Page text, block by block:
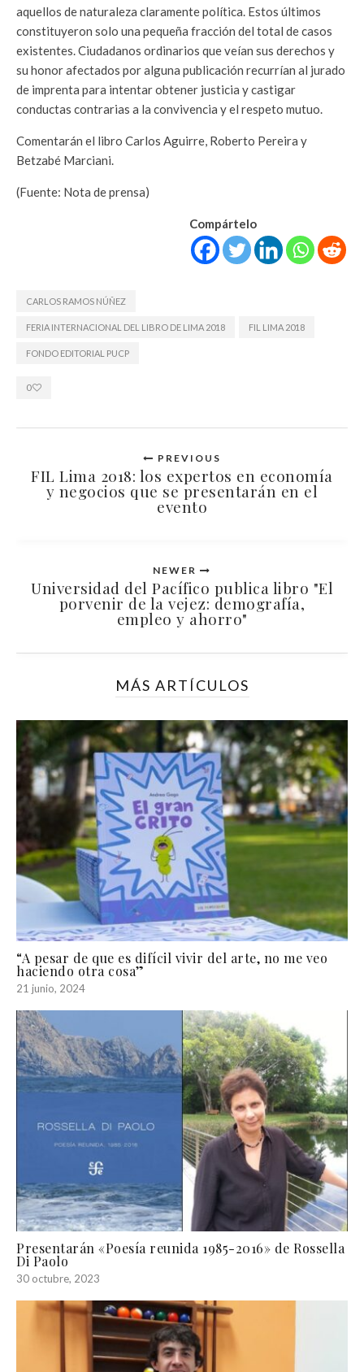
aquellos de naturaleza claramente política. Estos últimos
constituyeron solo una pequeña fracción del total de casos
existentes. Ciudadanos ordinarios que veían sus derechos y
su honor afectados por alguna publicación recurrían al jurado
de imprenta para intentar obtener justicia y castigar
conductas contrarias a la convivencia y el respeto mutuo.
Comentarán el libro Carlos Aguirre, Roberto Pereira y
Betzabé Marciani.
(Fuente: Nota de prensa)
Compártelo
CARLOS RAMOS NÚÑEZ
FERIA INTERNACIONAL DEL LIBRO DE LIMA 2018 FIL LIMA 2018
FONDO EDITORIAL PUCP
0
PREVIOUS
FIL Lima 2018: los expertos en economía
y negocios que se presentarán en el
evento
NEWER
Universidad del Pacífico publica libro "El
porvenir de la vejez: demografía,
empleo y ahorro"
MÁS ARTÍCULOS
“A pesar de que es difícil vivir del arte, no me veo
haciendo otra cosa”
21 junio, 2024
Presentarán «Poesía reunida 1985-2016» de Rossella
Di Paolo
30 octubre, 2023